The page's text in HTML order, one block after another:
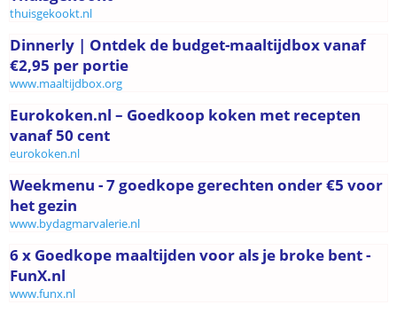
thuisgekookt.nl
Dinnerly | Ontdek de budget-maaltijdbox vanaf
€2,95 per portie
www.maaltijdbox.org
Eurokoken.nl – Goedkoop koken met recepten
vanaf 50 cent
eurokoken.nl
Weekmenu - 7 goedkope gerechten onder €5 voor
het gezin
www.bydagmarvalerie.nl
6 x Goedkope maaltijden voor als je broke bent -
FunX.nl
www.funx.nl